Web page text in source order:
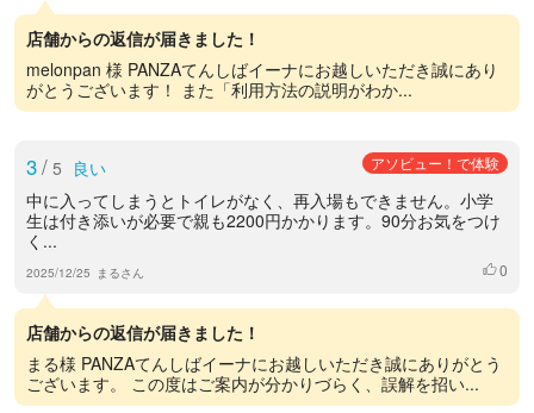
店舗からの返信が届きました！
melonpan 様 PANZAてんしばイーナにお越しいただき誠にあり
がとうございます！ また「利用方法の説明がわか...
3/ 5 良い アソビュー！で体験
中に入ってしまうとトイレがなく、再入場もできません。小学
生は付き添いが必要で親も2200円かかります。90分お気をつけ
く...
2025/12/25 まるさん いいね
0
店舗からの返信が届きました！
まる様 PANZAてんしばイーナにお越しいただき誠にありがとう
ございます。 この度はご案内が分かりづらく、誤解を招い...